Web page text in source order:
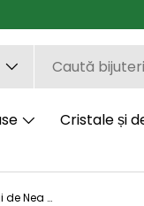
Cristale și
Puritate si Liniste - Colier Fulgi de Nea din Otel Inoxidabil cu Calcedonie Alba Naturala